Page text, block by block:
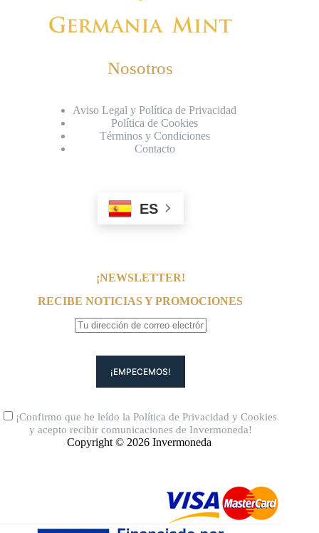
Nosotros
Aviso Legal y Política de Privacidad
Política de Cookies
Términos y Condiciones
Contacto
ES
¡NEWSLETTER!
RECIBE NOTICIAS Y PROMOCIONES
¡Confirmo que he leído laPolítica de Privacidad yCookies
y acepto recibir comunicaciones de Invermoneda!
Copyright © 2026 Invermoneda